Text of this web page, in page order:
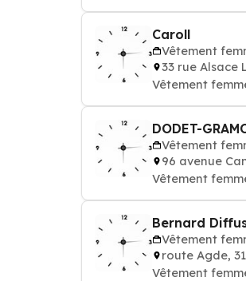
Caroll
Vêtement
33 rue Alsace
Vêtement
DODET-
Vêtement
96 avenue
Vêtement
Bernard
Vêtement
route Agde,
Vêtement